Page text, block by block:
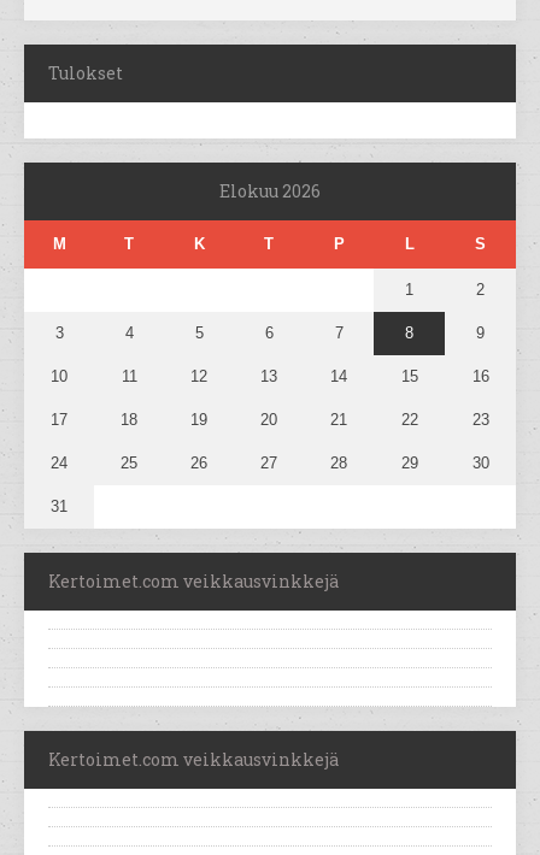
Tulokset
Elokuu 2026
M T K T P L S
1 2
3 4 5 6 7 8 9
10 11 12 13 14 15 16
17 18 19 20 21 22 23
24 25 26 27 28 29 30
31
Kertoimet.com veikkausvinkkejä
Kertoimet.com veikkausvinkkejä